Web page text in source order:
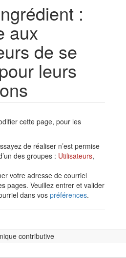
:
aux
de se
leurs
cette page, pour les
de réaliser n’est permise
des groupes : Utilisateurs,
votre adresse de courriel
pages. Veuillez entrer et valider
dans vos préférences.